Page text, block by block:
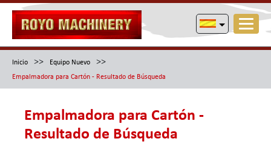
Inicio >> Equipo Nuevo >>
Empalmadora para Cartón - Resultado de Búsqueda
Empalmadora para Cartón -
Resultado de Búsqueda